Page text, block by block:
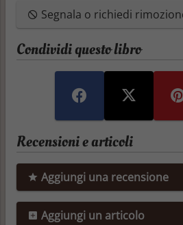
Segnala o richiedi
Condividi questo libro
Recensioni e articoli
Aggiungi una recensione
Aggiungi un articolo